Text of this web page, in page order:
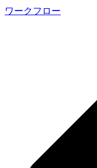
ワークフロー